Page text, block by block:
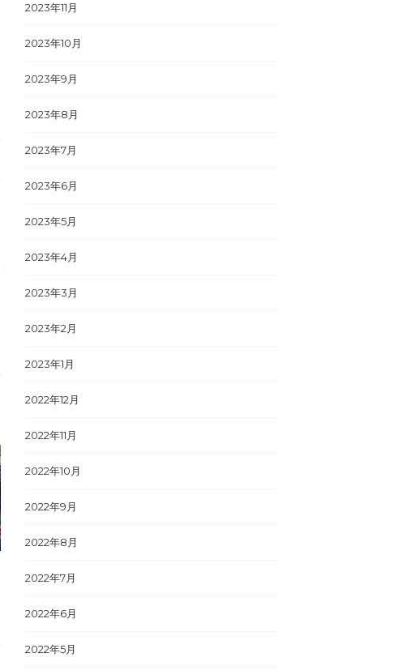
2023年11月
2023年10月
2023年9月
2023年8月
2023年7月
2023年6月
2023年5月
2023年4月
2023年3月
2023年2月
2023年1月
2022年12月
2022年11月
2022年10月
2022年9月
2022年8月
2022年7月
2022年6月
2022年5月